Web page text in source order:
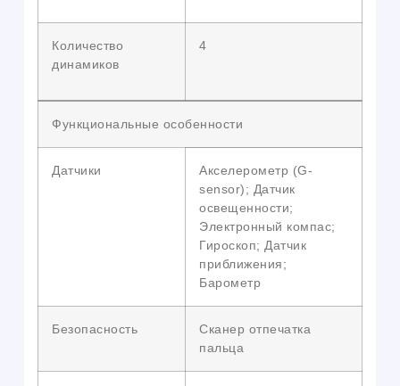
Количество
динамиков
4
Функциональные особенности
Датчики
Акселерометр (G-
sensor); Датчик
освещенности;
Электронный компас;
Гироскоп; Датчик
приближения;
Барометр
Безопасность
Сканер отпечатка
пальца